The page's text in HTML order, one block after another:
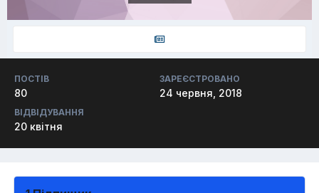
ПОСТІВ
80
ЗАРЕЄСТРОВАНО
24 червня, 2018
ВІДВІДУВАННЯ
20 квітня